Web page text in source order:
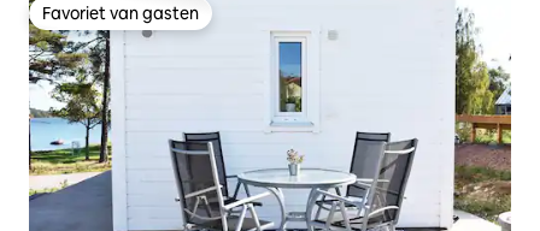
Favoriet van gasten
Favoriet van gasten